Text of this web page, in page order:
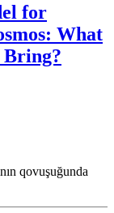
for
What
Bring?
qovuşuğunda